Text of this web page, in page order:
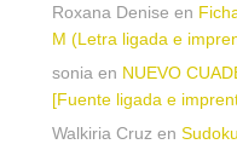
Roxana Denise en
M (Letra ligada e
sonia en NUEVO
[Fuente ligada e
Walkiria Cruz en